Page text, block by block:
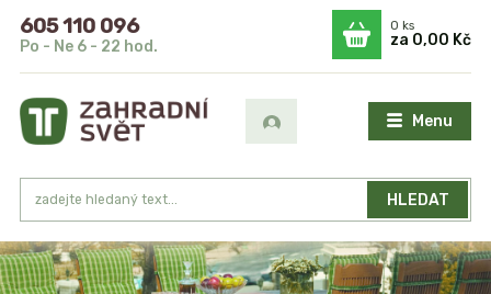
Menu
HLEDAT
605 110 096
Po - Ne 6 - 22 hod.
0ks
za 0,00 Kč